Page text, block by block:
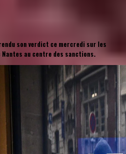
son verdict ce mercredi sur les
au centre des sanctions.